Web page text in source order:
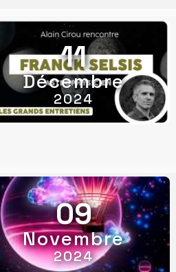
11
Décembre
2024
09
Novembre
2024